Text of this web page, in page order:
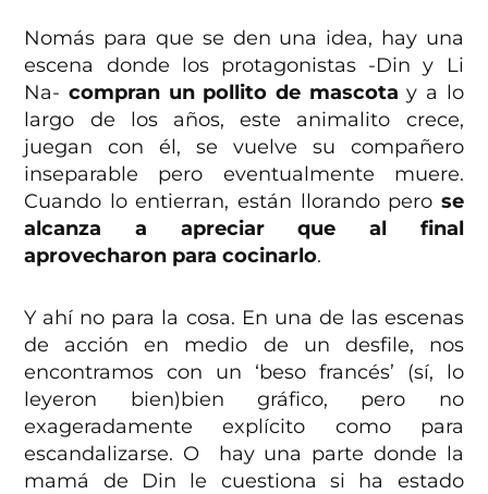
Nomás para que se den una idea, hay una
escena donde los protagonistas -Din y Li
Na-compran un pollito de mascota y a lo
largo de los años, este animalito crece,
juegan con él, se vuelve su compañero
inseparable pero eventualmente muere.
Cuando lo entierran, están llorando pero se
alcanza a apreciar que al final
aprovecharon para cocinarlo.
Y ahí no para la cosa. En una de las escenas
de acción en medio de un desfile, nos
encontramos con un ‘beso francés’ (sí, lo
leyeron bien)bien gráfico, pero no
exageradamente explícito como para
escandalizarse. O hay una parte donde la
mamá de Din le cuestiona si ha estado